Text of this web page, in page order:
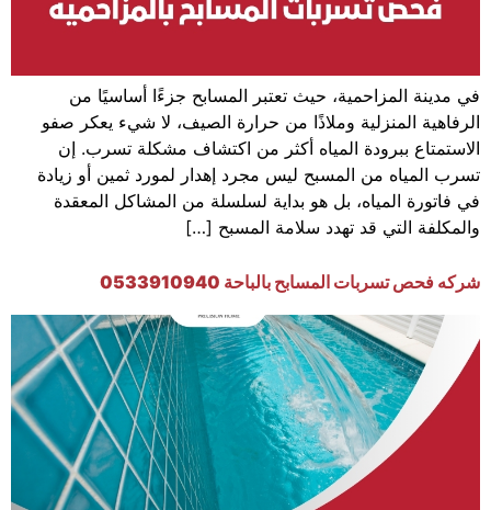
في مدينة المزاحمية، حيث تعتبر المسابح جزءًا أساسيًا من
الرفاهية المنزلية وملاذًا من حرارة الصيف، لا شيء يعكر صفو
الاستمتاع ببرودة المياه أكثر من اكتشاف مشكلة تسرب. إن
تسرب المياه من المسبح ليس مجرد إهدار لمورد ثمين أو زيادة
في فاتورة المياه، بل هو بداية لسلسلة من المشاكل المعقدة
والمكلفة التي قد تهدد سلامة المسبح […]
شركه فحص تسربات المسابح بالباحة 0533910940